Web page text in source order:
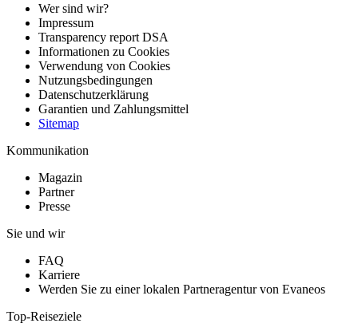
Wer sind wir?
Impressum
Transparency report DSA
Informationen zu Cookies
Verwendung von Cookies
Nutzungsbedingungen
Datenschutzerklärung
Garantien und Zahlungsmittel
Sitemap
Kommunikation
Magazin
Partner
Presse
Sie und wir
FAQ
Karriere
Werden Sie zu einer lokalen Partneragentur von Evaneos
Top-Reiseziele